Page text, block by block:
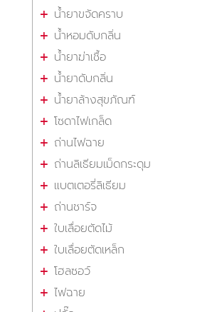
น้ำยาขจัดคราบ
น้ำหอมดับกลิ่น
น้ำยาฆ่าเชื้อ
น้ำยาดับกลิ่น
น้ำยาล้างสุขภัณฑ์
โซดาไฟเกล็ด
ถ่านไฟฉาย
ถ่านลิเธียมเม็ดกระดุม
แบตเตอรี่ลิเธียม
ถ่านชาร์จ
ใบเลื่อยตัดไม้
ใบเลื่อยตัดเหล็ก
โฮลซอว์
ไฟฉาย